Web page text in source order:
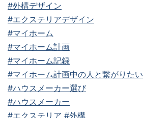
#外構デザイン
#エクステリアデザイン
#マイホーム
#マイホーム計画
#マイホーム記録
#マイホーム計画中の人と繋がりたい
#ハウスメーカー選び
#ハウスメーカー
#エクステリア #外構